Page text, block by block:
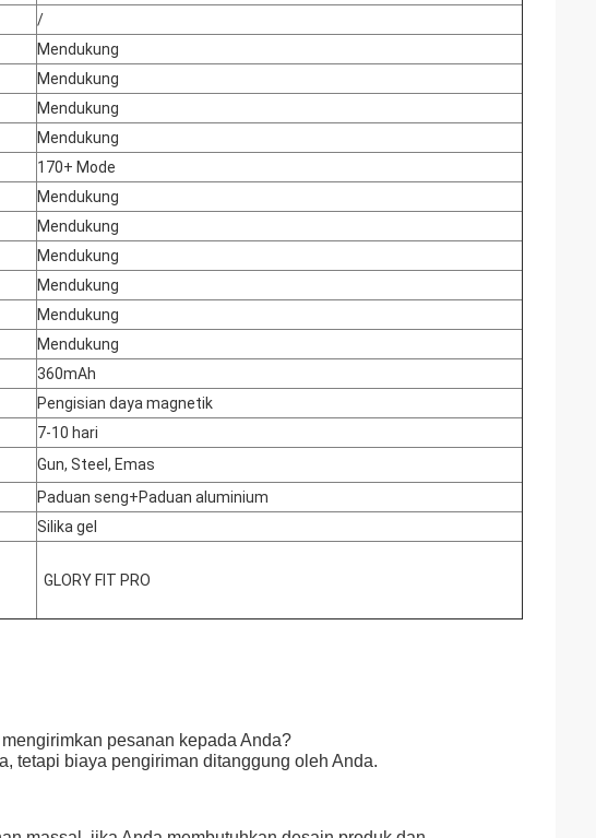
/
Mendukung
Mendukung
Mendukung
Mendukung
170+ Mode
Mendukung
Mendukung
Mendukung
Mendukung
Mendukung
Mendukung
360mAh
Pengisian daya magnetik
7-10 hari
Gun, Steel, Emas
Paduan seng+Paduan aluminium
Silika gel
GLORY FIT PRO
pesanan kepada Anda?
tetapi biaya pengiriman ditanggung oleh Anda.